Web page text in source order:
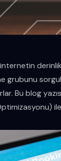
grubunu
Bu blog